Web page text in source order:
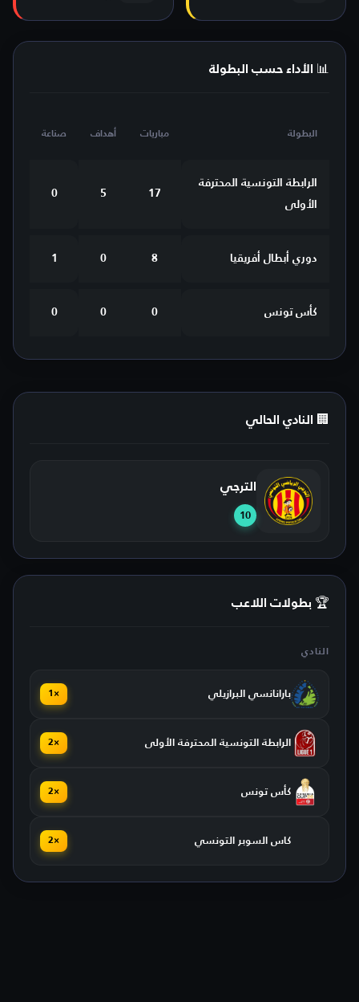
📊 الأداء حسب البطولة
البطولة مباريات أهداف صناعة
الرابطة التونسية المحترفة
الأولى
17
5
0
دوري أبطال أفريقيا 8
0
1
كأس تونس 0
0
0
🏢 النادي الحالي
الترجي
10
🏆 بطولات اللاعب
النادي
بارانانسي البرازيلي ×1
الرابطة التونسية المحترفة الأولى ×2
كأس تونس ×2
كاس السوبر التونسي ×2